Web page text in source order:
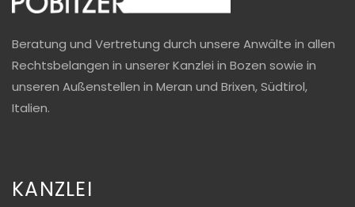
Beratung und Vertretung durch unsere Anwälte in allen
Rechtsbelangen in unserer Kanzlei in Bozen sowie in
unseren Außenstellen in Meran und Brixen, Südtirol,
Italien.
KANZLEI